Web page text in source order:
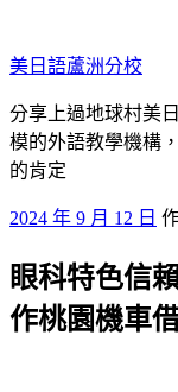
至
主
要
內
容
美日語蘆洲分校
分享上過地球村美
模的外語教學機構
的肯定
發
於
2024 年 9 月 12 日
眼科特色信
作桃園機車